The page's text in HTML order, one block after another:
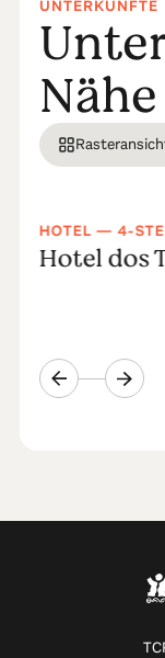
UNTERKÜNFTE
Nähe
HOTEL — 4-
Hotel dos